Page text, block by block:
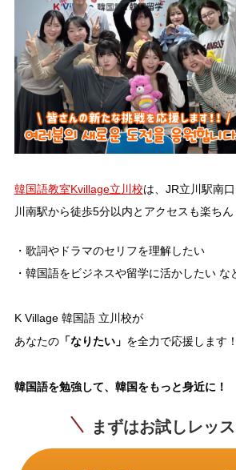
韓国語教室Kvillage立川校は、JR立川駅南
川南駅から徒歩5分以内とアクセスも楽ちん
・歌詞やドラマのセリフを理解したい
・韓国語をビジネスや留学に活かしたい な
K Village 韓国語 立川校が
あなたの「なりたい」 を全力で応援します
韓国語を勉強して、韓国をもっと身近に！
まずはお試しレッス